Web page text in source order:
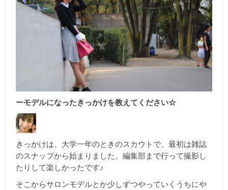
ーモデルになったきっかけを教えてください☆
きっかけは、大学一年のときのスカウトで、最初は雑誌
のスナップから始まりました。編集部まで行って撮影し
たりして楽しかったです♪
そこからサロンモデルとか少しずつやっていくうちにや